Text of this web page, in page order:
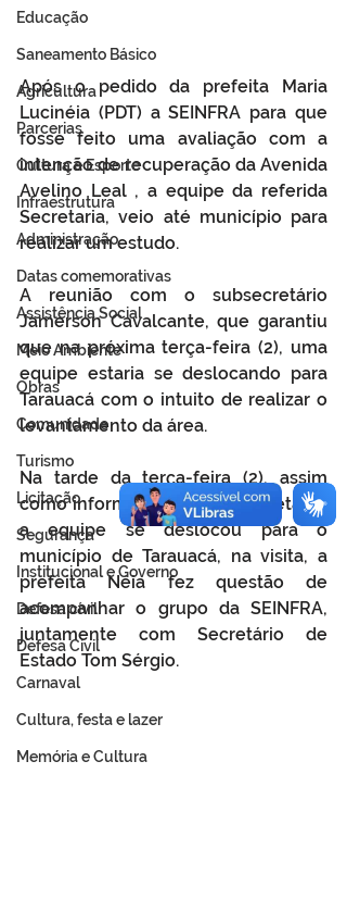
Educação
Saneamento Básico
Agricultura
Parcerias
Cultura e Esporte
Infraestrutura
Administração
Datas comemorativas
Assistência Social
Meio Ambiente
Obras
Comunidade
Turismo
Licitação
Segurança
Institucional e Governo
Defesa cívil
Defesa Civil
Carnaval
Cultura, festa e lazer
Memória e Cultura
Após o pedido da prefeita Maria
Lucinéia (PDT) a SEINFRA para que
fosse feito uma avaliação com a
intenção de recuperação da Avenida
Avelino Leal , a equipe da referida
Secretaria, veio até município para
realizar um estudo.
A reunião com o subsecretário
Jamerson Cavalcante, que garantiu
que na próxima terça-feira (2), uma
equipe estaria se deslocando para
Tarauacá com o intuito de realizar o
levantamento da área.
Na tarde da terça-feira (2), assim
como informada pelo subsecretário,
a equipe se deslocou para o
município de Tarauacá, na visita, a
prefeita Néia fez questão de
acompanhar o grupo da SEINFRA,
juntamente com Secretário de
Estado Tom Sérgio.